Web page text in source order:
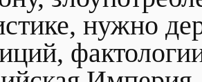
нужно